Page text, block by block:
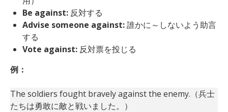
Be against: 反対する
Advise someone against:誰かに～しないよう助言
する
Vote against: 反対票を投じる
例：
The soldiers fought bravely against the enemy.（兵士
たちは勇敢に敵と戦いました。）